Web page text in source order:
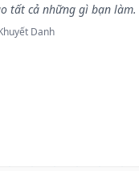
tất cả những gì bạn làm.
Danh